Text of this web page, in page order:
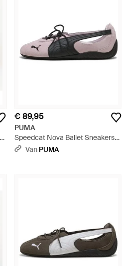
€ 89,95
PUMA
Speedcat Nova Ballet Sneakers
Voor Roze/Zwart, Maat 35,5 -
Van PUMA